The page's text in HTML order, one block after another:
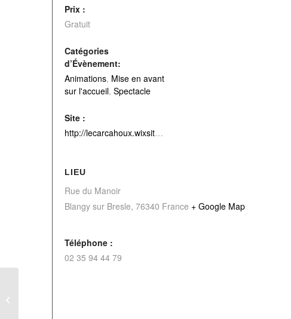
Prix :
Gratuit
Catégories
d’Évènement:
Animations, Mise en avant
sur l'accueil, Spectacle
Site :
http://lecarcahoux.wixsite.com/le-carcahoux
LIEU
Rue du Manoir
Blangy sur Bresle, 76340 France + Google Map
Téléphone :
02 35 94 44 79